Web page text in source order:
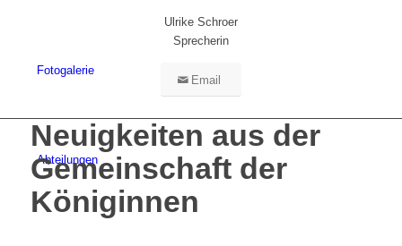
Fotogalerie
Abteilungen
Ulrike Schroer
Sprecherin
Email
Neuigkeiten aus der
Gemeinschaft der
Königinnen